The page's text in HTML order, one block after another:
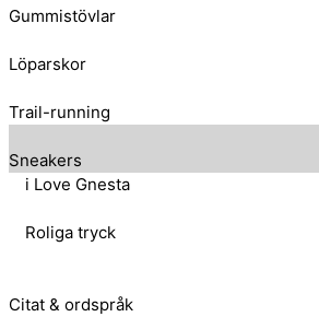
Gummistövlar
Löparskor
Trail-running
Sneakers
i Love Gnesta
Roliga tryck
Citat & ordspråk